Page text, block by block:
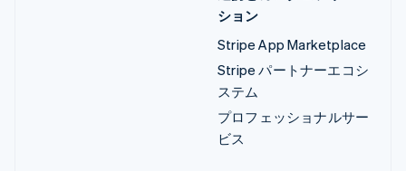
ション
Stripe App Marketplace
Stripe パートナーエコシ
ステム
プロフェッショナルサー
ビス